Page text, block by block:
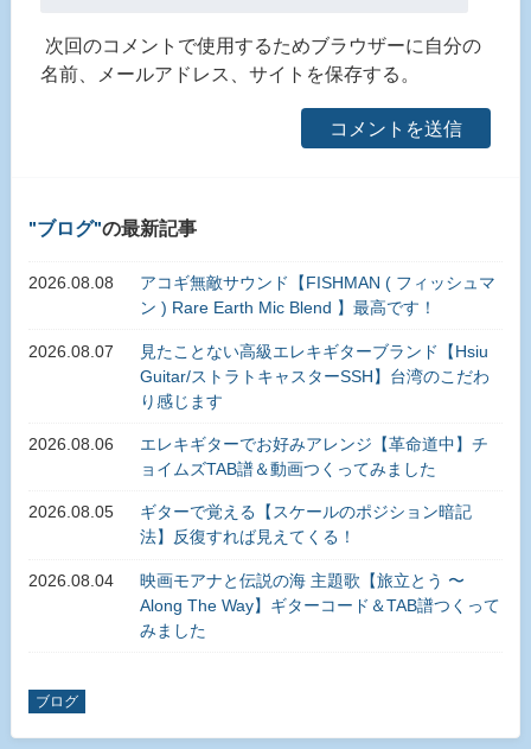
次回のコメントで使用するためブラウザーに自分の
名前、メールアドレス、サイトを保存する。
ブログ の最新記事
2026.08.08
アコギ無敵サウンド【FISHMAN ( フィッシュマ
ン ) Rare Earth Mic Blend 】最高です！
2026.08.07
見たことない高級エレキギターブランド【Hsiu
Guitar/ストラトキャスターSSH】台湾のこだわ
り感じます
2026.08.06
エレキギターでお好みアレンジ【革命道中】チ
ョイムズTAB譜＆動画つくってみました
2026.08.05
ギターで覚える【スケールのポジション暗記
法】反復すれば見えてくる！
2026.08.04
映画モアナと伝説の海 主題歌【旅立とう 〜
Along The Way】ギターコード＆TAB譜つくって
みました
ブログ